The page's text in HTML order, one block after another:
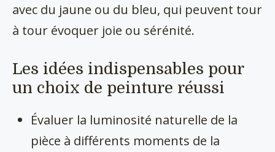
avec du jaune ou du bleu, qui peuvent tour
à tour évoquer joie ou sérénité.
Les idées indispensables pour
un choix de peinture réussi
Évaluer la luminosité naturelle de la
pièce à différents moments de la